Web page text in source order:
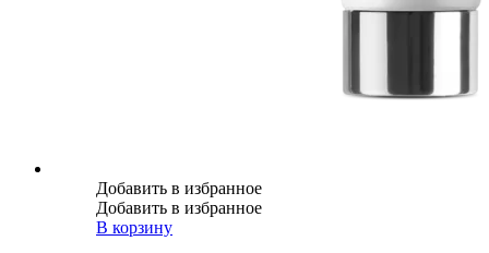
Добавить в избранное
Добавить в избранное
В корзину